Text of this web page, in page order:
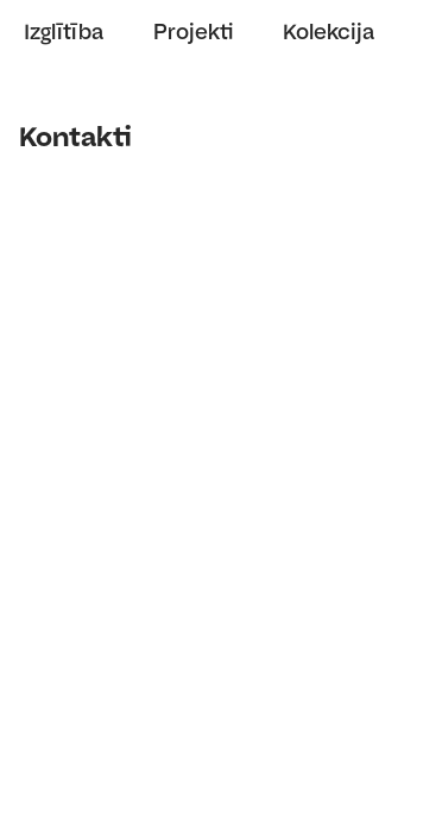
Izglītība Projekti Kolekcija
Kontakti